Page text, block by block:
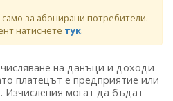
за абонирани потребители.
натиснете тук.
на данъци и доходи
платецът е предприятие или
Изчисления могат да бъдат